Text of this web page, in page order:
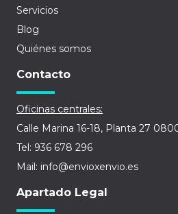
Servicios
Blog
Quiénes somos
Contacto
Oficinas centrales:
Calle Marina 16-18, Planta 27
Tel: 936 678 296
Mail: info@envioxenvio.es
Apartado Legal